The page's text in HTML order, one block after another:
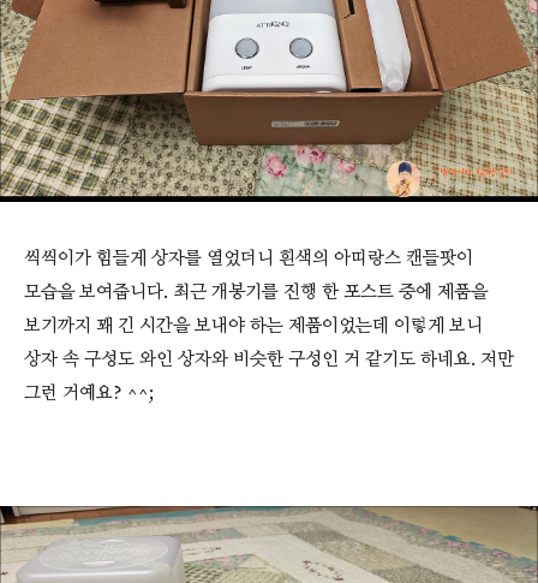
씩씩이가 힘들게 상자를 열었더니 흰색의 아띠랑스 캔들팟이
모습을 보여줍니다. 최근 개봉기를 진행 한 포스트 중에 제품을
보기까지 꽤 긴 시간을 보내야 하는 제품이었는데 이렇게 보니
상자 속 구성도 와인 상자와 비슷한 구성인 거 같기도 하네요. 저만
그런 거예요? ^^;